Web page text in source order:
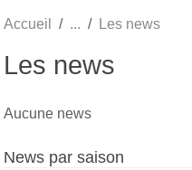
Accueil Les news
Les news
Aucune news
News par saison